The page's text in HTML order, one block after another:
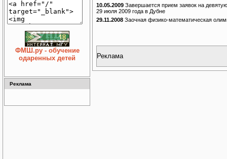
ФМШ.ру - обучение
одаренных детей
Реклама
10.05.2009 Завершается прием заявок на
29 июля 2009 года в Дубне
29.11.2008 Заочная физико-математическая
Реклама